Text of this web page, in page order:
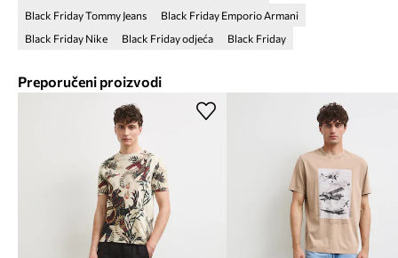
Black Friday Tommy Jeans
Black Friday Emporio Armani
Black Friday Nike
Black Friday odjeća Black Friday
Preporučeni proizvodi